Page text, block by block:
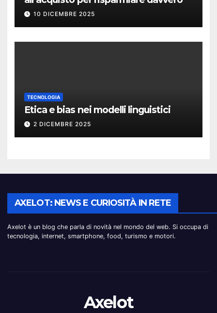
10 DICEMBRE 2025
TECNOLOGIA
Etica e bias nei modelli linguistici
2 DICEMBRE 2025
AXELOT: NEWS E CURIOSITÀ IN RETE
Axelot è un blog che parla di novità nel mondo del web. Si occupa di
tecnologia, internet, smartphone, food, turismo e motori.
Axelot